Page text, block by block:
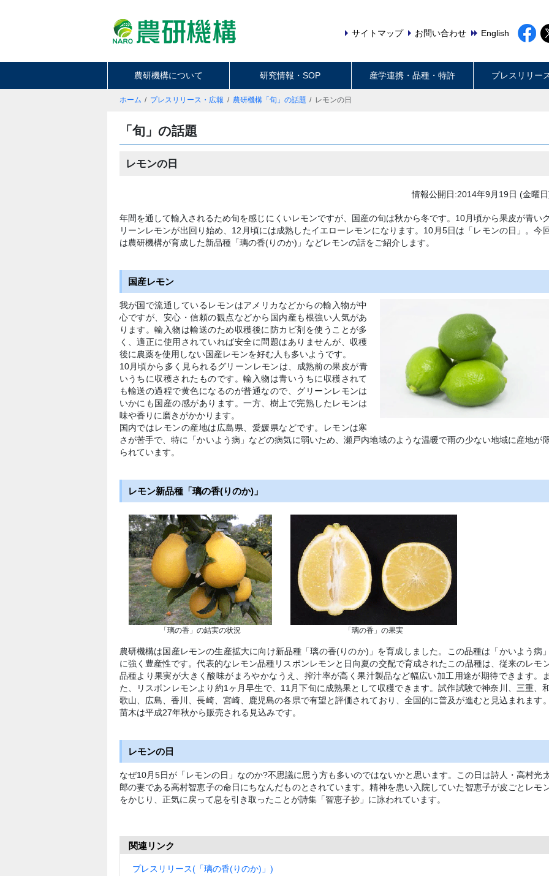
サイトマップ お問い合わせ English
農研機構について 研究情報・SOP 産学連携・品種・特許 プレスリリー
ホーム プレスリリース・広報 農研機構「旬」の話題 レモンの日
「旬」の話題
レモンの日
情報公開日:2014年9月19日 (金曜
年間を通して輸入されるため旬を感じにくいレモンですが、国産の旬は秋から冬です。10月頃から果皮が青い
リーンレモンが出回り始め、12月頃には成熟したイエローレモンになります。10月5日は「レモンの日」。今
は農研機構が育成した新品種「璃の香(りのか)」などレモンの話をご紹介します。
国産レモン
我が国で流通しているレモンはアメリカなどからの輸入物が中
心ですが、安心・信頼の観点などから国内産も根強い人気があ
ります。輸入物は輸送のため収穫後に防カビ剤を使うことが多
く、適正に使用されていれば安全に問題はありませんが、収穫
後に農薬を使用しない国産レモンを好む人も多いようです。
10月頃から多く見られるグリーンレモンは、成熟前の果皮が青
いうちに収穫されたものです。輸入物は青いうちに収穫されて
も輸送の過程で黄色になるのが普通なので、グリーンレモンは
いかにも国産の感があります。一方、樹上で完熟したレモンは
味や香りに磨きがかかります。
国内ではレモンの産地は広島県、愛媛県などです。レモンは寒
さが苦手で、特に「かいよう病」などの病気に弱いため、瀬戸内地域のような温暖で雨の少ない地域に産地が
られています。
レモン新品種「璃の香(りのか)」
「璃の香」の結実の状況 「璃の香」の果実
農研機構は国産レモンの生産拡大に向け新品種「璃の香(りのか)」を育成しました。この品種は「かいよう病」
に強く豊産性です。代表的なレモン品種リスボンレモンと日向夏の交配で育成されたこの品種は、従来のレモ
品種より果実が大きく酸味がまろやかなうえ、搾汁率が高く果汁製品など幅広い加工用途が期待できます。ま
た、リスボンレモンより約1ヶ月早生で、11月下旬に成熟果として収穫できます。試作試験で神奈川、三重、
歌山、広島、香川、長崎、宮崎、鹿児島の各県で有望と評価されており、全国的に普及が進むと見込まれます。
苗木は平成27年秋から販売される見込みです。
レモンの日
なぜ10月5日が「レモンの日」なのか?不思議に思う方も多いのではないかと思います。この日は詩人・高村光
郎の妻である高村智恵子の命日にちなんだものとされています。精神を患い入院していた智恵子が皮ごとレモ
をかじり、正気に戻って息を引き取ったことが詩集「智恵子抄」に詠われています。
関連リンク
プレスリリース(「璃の香(りのか)」)